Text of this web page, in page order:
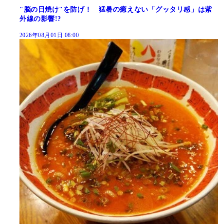
"脳の日焼け"を防げ！ 猛暑の癒えない「グッタリ感」は紫
外線の影響!?
2026年08月01日 08:00